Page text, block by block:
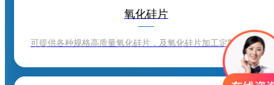
硅片
氧化硅片
可提供各种规格高质量氧化硅片，及氧化硅片加工定制服务。